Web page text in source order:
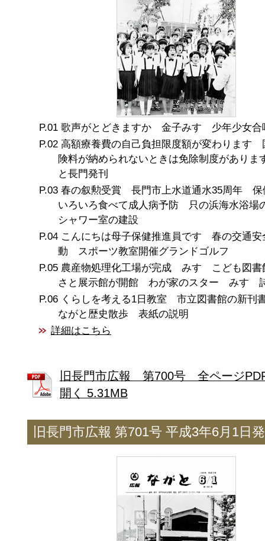
歌声がとどきますか 金子みすゞ少年少女合
高額療養費の自己負担限度額が変わります
険料が納められないときは免除制度があり
と長門発刊
春の叙勲受賞 長門市上水道通水35周年
いろいろ食べて成人病予防 只の浜海水浴場
シャワー室の建設
こんにちは母子保健推進員です 春の交通安
動 スポーツ教室開催グランドゴルフ
農産物処理化工場が完成 みすゞこども図書
さと展示館が開館 わが家のスター みすゞ
くらしを考える1日教室 市立図書館の新
ながと歴史散歩 表紙の説明
詳細はこちら
旧長門市広報 第700号 全ページ
開く 5.31MB
旧長門市広報 第701号 平成3年6月1日